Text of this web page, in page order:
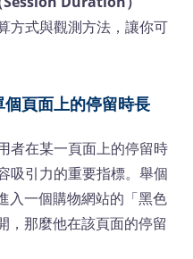
方式與觀測方法，讓你可
頁面上的停留時長
者在某一頁面上的停留時
吸引力的重要指標。舉個
入一個購物網站的「黑色
，那麼他在該頁面的停留